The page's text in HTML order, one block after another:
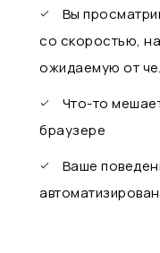
Вы
со скоростью,
ожидаемую от
Что-то
браузере
Ваше